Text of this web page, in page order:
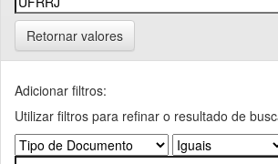
Retornar valores
Adicionar filtros:
Utilizar filtros para refinar o resultado de